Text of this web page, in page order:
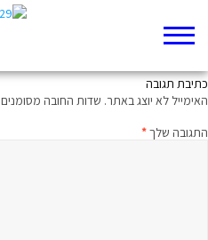
כתיבת תגובה
האימייל לא יוצג באתר. שדות החובה מסומנים
התגובה שלך*